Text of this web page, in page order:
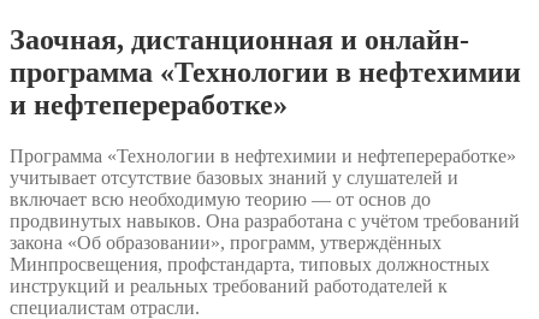
Заочная, дистанционная и онлайн-
программа «Технологии в нефтехимии
и нефтепереработке»
Программа «Технологии в нефтехимии и нефтепереработке»
учитывает отсутствие базовых знаний у слушателей и
включает всю необходимую теорию — от основ до
продвинутых навыков. Она разработана с учётом требований
закона «Об образовании», программ, утверждённых
Минпросвещения, профстандарта, типовых должностных
инструкций и реальных требований работодателей к
специалистам отрасли.